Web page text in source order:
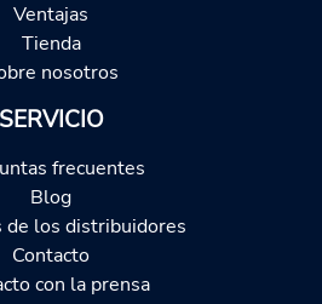
Ventajas
Tienda
nosotros
SERVICIO
frecuentes
Blog
de los distribuidores
Contacto
con la prensa